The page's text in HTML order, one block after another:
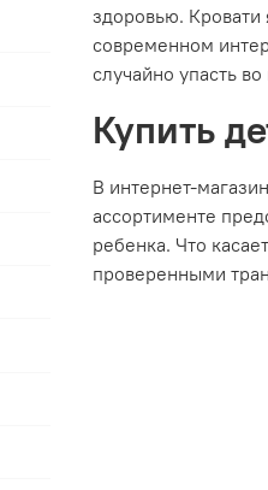
здоровью. Кровати
современном
случайно упасть
Купить
В интернет-
ассортименте
ребенка. Что
проверенными